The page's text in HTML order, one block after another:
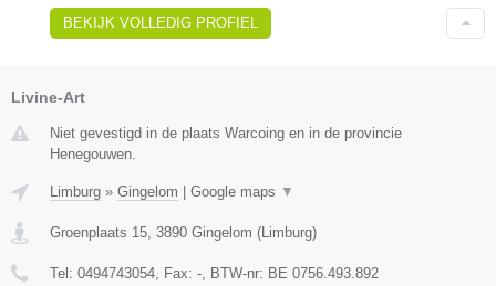
BEKIJK VOLLEDIG PROFIEL
Livine-Art
Niet gevestigd in de plaats Warcoing en in de provincie
Henegouwen.
Limburg » Gingelom Google maps ▼
Groenplaats 15, 3890 Gingelom (Limburg)
Tel: 0494743054, Fax: -, BTW-nr: BE 0756.493.892